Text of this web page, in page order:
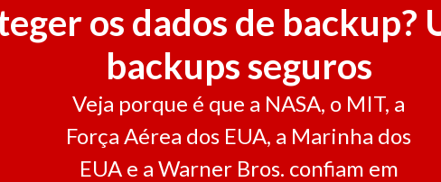
os dados de backup?
backups seguros
Veja porque é que a NASA, o MIT, a
Força Aérea dos EUA, a Marinha dos
EUA e a Warner Bros. confiam em